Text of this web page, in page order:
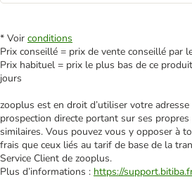
* Voir conditions
Prix conseillé = prix de vente conseillé par
Prix habituel = prix le plus bas de ce
jours
zooplus est en droit d’utiliser votre
prospection directe portant sur ses
similaires. Vous pouvez vous y opposer à
frais que ceux liés au tarif de base de la
Service Client de zooplus.
Plus d’informations : https://